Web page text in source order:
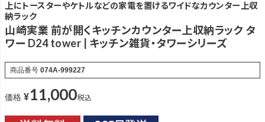
上にトースターやケトルなどの家電を置けるワイドなカウンター上収
納ラック
山崎実業 前が開くキッチンカウンター上収納ラック タ
ワー D24 tower | キッチン雑貨・タワーシリーズ
商品番号 074A-999227
価格 ¥11,000税込